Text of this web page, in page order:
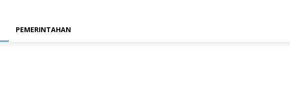
PEMERINTAHAN